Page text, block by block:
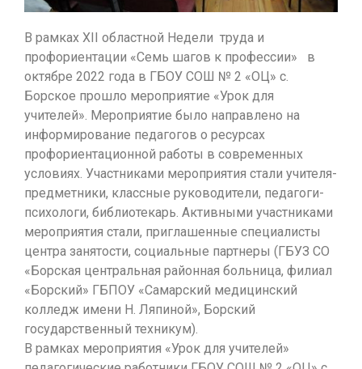
В рамках ХII областной Недели труда и
профориентации «Семь шагов к профессии» в
октябре 2022 года в ГБОУ СОШ № 2 «ОЦ» с.
Борское прошло мероприятие «Урок для
учителей». Мероприятие было направлено на
информирование педагогов о ресурсах
профориентационной работы в современных
условиях. Участниками мероприятия стали учителя-
предметники, классные руководители, педагоги-
психологи, библиотекарь. Активными участниками
мероприятия стали, приглашенные специалисты
центра занятости, социальные партнеры (ГБУЗ СО
«Борская центральная районная больница, филиал
«Борский» ГБПОУ «Самарский медицинский
колледж имени Н. Ляпиной», Борский
государственный техникум).
В рамках мероприятия «Урок для учителей»